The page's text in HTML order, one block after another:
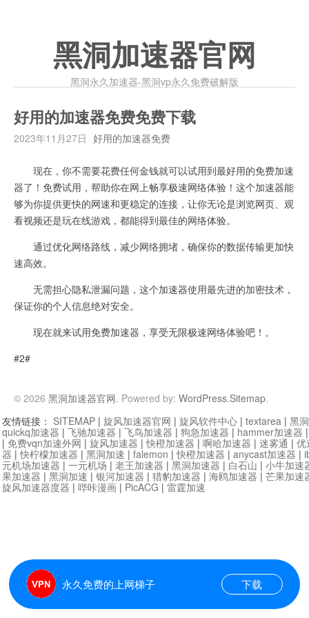
黑洞加速器官网
黑洞永久加速器-黑洞vp永久免费破解版
好用的加速器免费免费下载
2023年11月27日 好用的加速器免费
现在，你不需要花费任何金钱就可以试用到最好用的免费加速
器了！免费试用，帮助你在网上畅享极速网络体验！这个加速器能
够为你提供更快的网速和更稳定的连接，让你无论是浏览网页、观
看视频还是玩在线游戏，都能得到最佳的网络体验。
通过优化网络路线，减少网络拥堵，确保你的数据传输更加快
速高效。
无需担心隐私泄漏问题，这个加速器使用最先进的加密技术，
保证你的个人信息绝对安全。
现在就来试用免费加速器，享受无限极速网络体验吧！。
#2#
© 2026 黑洞加速器官网. Powered by: WordPress.Sitemap.
永久免费的上网梯子 下载
友情链接： SITEMAP | 旋风加速器官网 | 旋风软件中心 | textarea | 黑
quickq加速器 | 飞驰加速器 | 飞鸟加速器 | 狗急加速器 | hammer加速器
| 免费vqn加速外网 | 旋风加速器 |快橙加速器 | 啊哈加速器 | 迷雾通 | 优
器 |快柠檬加速器 | 黑洞加速 | falemon |快橙加速器 | anycast加速器 |
元机场加速器 | 一元机场 | 老王加速器 | 黑洞加速器 | 白石山 | 小牛加速
果加速器 | 黑洞加速 | 银河加速器 | 猎豹加速器 | 海鸥加速器 | 芒果加速
旋风加速器度器 | 哔咔漫画 | PicACG | 雷霆加速